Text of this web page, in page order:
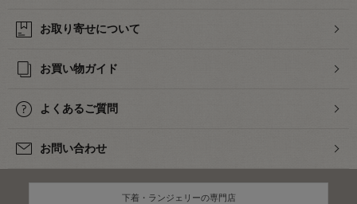
お取り寄せについて
お買い物ガイド
よくあるご質問
お問い合わせ
下着・ランジェリーの専門店